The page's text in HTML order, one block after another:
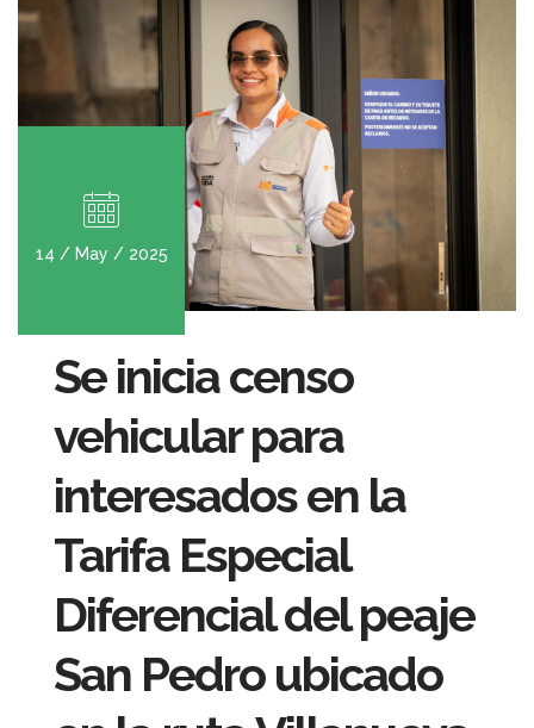
14 / May / 2025
Se inicia censo
vehicular para
interesados en la
Tarifa Especial
Diferencial del peaje
San Pedro ubicado